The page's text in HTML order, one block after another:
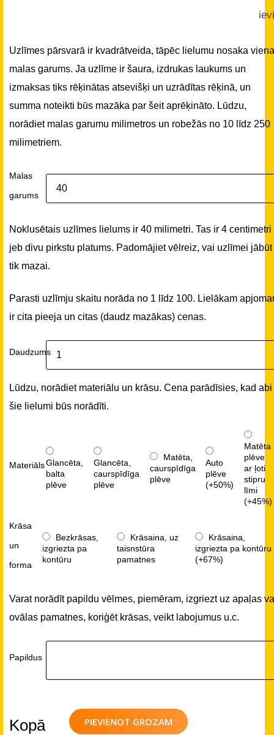
Uzlīmes pārsvarā ir kvadrātveida, tāpēc lielumu nosaka
malas garums. Ja uzlīme ir šaura, izdrukas laukums un
izmaksas tiks rēķinātas atsevišķi un uzrādītas rēķinā, un
summa noteikti būs mazāka par šeit aprēķināto. Lūdzu,
norādiet malas garumu milimetros un robežās no 10 līdz 250
milimetriem.
Malas
garums
Noklusētais uzlīmes lielums ir 40 milimetri. Tas ir 4 centimetri
jeb divu pirkstu platums. Padomājiet vēlreiz, vai uzlīmei jābūt
tik mazai.
Parasti uzlīmju skaitu norāda no 1 līdz 100. Lielākam
ir cita pieeja un citas (daudz mazākas) cenas.
Daudzums
Lūdzu, norādiet materiālu un krāsu. Cena parādīsies, kad abi
šie lielumi būs norādīti.
MateriālsGlancēta,
balta
plēve
Glancēta,
caurspīdīga
plēve
Matēta,
caurspīdīga
plēve
Auto
plēve
(+50%)
Matēta
plēve
ar ļoti
stipru
līmi
(+45%)
Krāsa
un
forma
Bezkrāsas,
izgriezta pa
kontūru
Krāsaina, uz
taisnstūra
pamatnes
Krāsaina,
izgriezta pa kontūru
(+67%)
Varat norādīt papildu vēlmes, piemēram, izgriezt uz apaļas
ovālas pamatnes, koriģēt krāsas, veikt labojumus u.c.
Papildus
PIEVIENOT GROZAM
Kopā